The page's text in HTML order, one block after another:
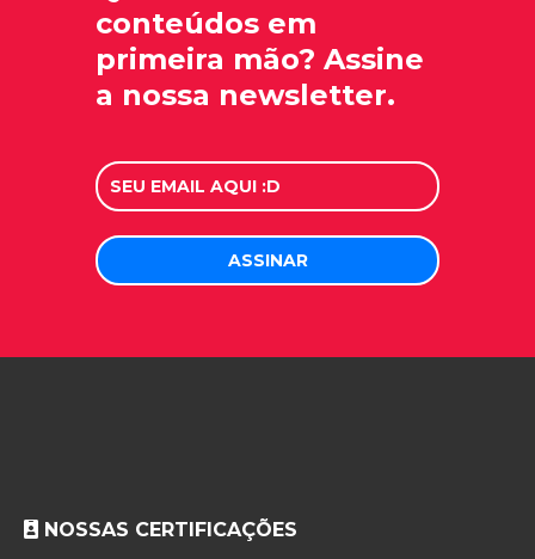
conteúdos em
primeira mão? Assine
a nossa newsletter.
NOSSAS CERTIFICAÇÕES